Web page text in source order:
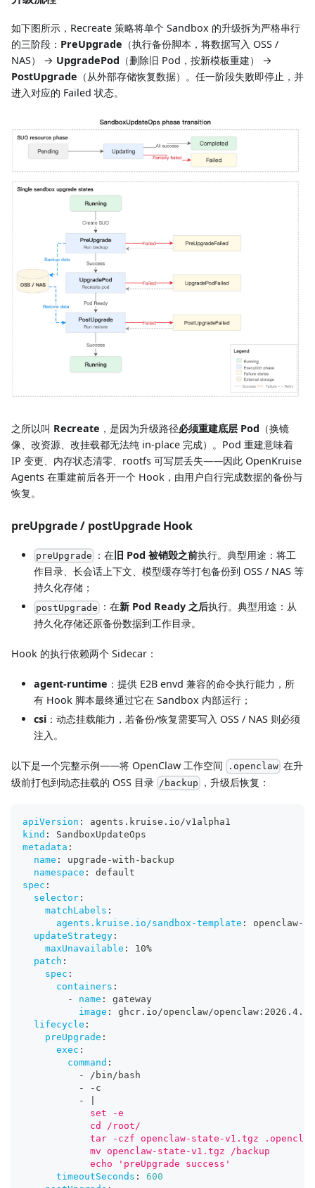
如下图所示，Recreate 策略将单个 Sandbox 的升级拆为严格串行
的三阶段： PreUpgrade （执行备份脚本，将数据写入 OSS /
NAS） → UpgradePod （删除旧 Pod，按新模板重建） →
PostUpgrade （从外部存储恢复数据）。任一阶段失败即停止，并
进入对应的 Failed 状态。
之所以叫 Recreate ，是因为升级路径必须重建底层 Pod （换镜
像、改资源、改挂载都无法纯 in-place 完成）。Pod 重建意味着
IP 变更、内存状态清零、rootfs 可写层丢失——因此 OpenKruise
Agents 在重建前后各开一个 Hook，由用户自行完成数据的备份与
恢复。
preUpgrade / postUpgrade Hook
preUpgrade ：在旧 Pod 被销毁之前执行。典型用途：将工
作目录、长会话上下文、模型缓存等打包备份到 OSS / NAS 等
持久化存储；
postUpgrade ：在新 Pod Ready 之后执行。典型用途：从
持久化存储还原备份数据到工作目录。
Hook 的执行依赖两个 Sidecar：
agent-runtime ：提供 E2B envd 兼容的命令执行能力，所
有 Hook 脚本最终通过它在 Sandbox 内部运行；
csi ：动态挂载能力，若备份/恢复需要写入 OSS / NAS 则必须
注入。
以下是一个完整示例——将 OpenClaw 工作空间 .openclaw 在升
级前打包到动态挂载的 OSS 目录 /backup ，升级后恢复：
apiVersion :
agents.kruise.io/v1alpha1
kind :
SandboxUpdateOps
metadata :
name : upgrade -with - backup
namespace :
default
spec :
selector :
matchLabels :
agents.kruise.io/sandbox-template : openclaw-
updateStrategy :
maxUnavailable :
10%
patch :
spec :
containers :
-
name :
gateway
image : ghcr.io/openclaw/openclaw :
lifecycle :
preUpgrade :
exec :
command :
-
/bin/bash
-
- c
-
            set -e
            cd /root/
            tar -czf openclaw-state-v1.tgz .openclaw
            mv openclaw-state-v1.tgz /backup
            echo 'preUpgrade success'
timeoutSeconds :
600